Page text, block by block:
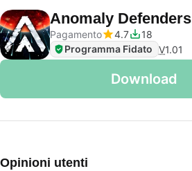
Anomaly Defenders
Pagamento
4.7
18
Programma Fidato V1.01
Download
Opinioni utenti